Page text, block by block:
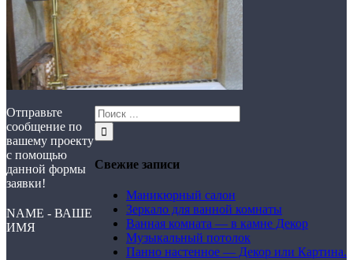
Свежие записи
Маникюрный салон
Зеркало для ванной комнаты
Ванная комната — в камне Декор
Музыкальный потолок
Панно настенное — Декор или Картина.
Отправьте
сообщение по
вашему проекту
с помощью
данной формы
заявки!
NAME - ВАШЕ
ИМЯ